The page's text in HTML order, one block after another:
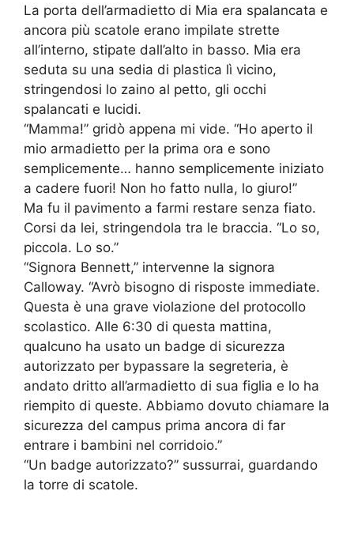
La porta dell’armadietto di Mia era spalancata e
ancora più scatole erano impilate strette
all’interno, stipate dall’alto in basso. Mia era
seduta su una sedia di plastica lì vicino,
stringendosi lo zaino al petto, gli occhi
spalancati e lucidi.
“Mamma!” gridò appena mi vide. “Ho aperto il
mio armadietto per la prima ora e sono
semplicemente… hanno semplicemente iniziato
a cadere fuori! Non ho fatto nulla, lo giuro!”
Ma fu il pavimento a farmi restare senza fiato.
Corsi da lei, stringendola tra le braccia. “Lo so,
piccola. Lo so.”
“Signora Bennett,” intervenne la signora
Calloway. “Avrò bisogno di risposte immediate.
Questa è una grave violazione del protocollo
scolastico. Alle 6:30 di questa mattina,
qualcuno ha usato un badge di sicurezza
autorizzato per bypassare la segreteria, è
andato dritto all’armadietto di sua figlia e lo ha
riempito di queste. Abbiamo dovuto chiamare la
sicurezza del campus prima ancora di far
entrare i bambini nel corridoio.”
“Un badge autorizzato?” sussurrai, guardando
la torre di scatole.